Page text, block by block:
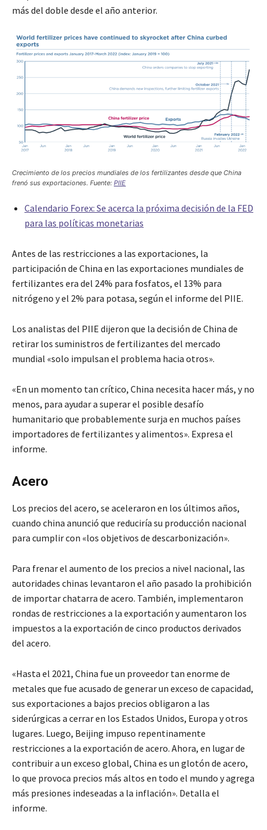
más del doble desde el año anterior.
Crecimiento de los precios mundiales de los fertilizantes desde que China
frenó sus exportaciones. Fuente: PIIE
Calendario Forex: Se acerca la próxima decisión de la FED
para las políticas monetarias
Antes de las restricciones a las exportaciones, la
participación de China en las exportaciones mundiales de
fertilizantes era del 24% para fosfatos, el 13% para
nitrógeno y el 2% para potasa, según el informe del PIIE.
Los analistas del PIIE dijeron que la decisión de China de
retirar los suministros de fertilizantes del mercado
mundial «solo impulsan el problema hacia otros».
«En un momento tan crítico, China necesita hacer más, y no
menos, para ayudar a superar el posible desafío
humanitario que probablemente surja en muchos países
importadores de fertilizantes y alimentos». Expresa el
informe.
Acero
Los precios del acero, se aceleraron en los últimos años,
cuando china anunció que reduciría su producción nacional
para cumplir con «los objetivos de descarbonización».
Para frenar el aumento de los precios a nivel nacional, las
autoridades chinas levantaron el año pasado la prohibición
de importar chatarra de acero. También, implementaron
rondas de restricciones a la exportación y aumentaron los
impuestos a la exportación de cinco productos derivados
del acero.
«Hasta el 2021, China fue un proveedor tan enorme de
metales que fue acusado de generar un exceso de capacidad,
sus exportaciones a bajos precios obligaron a las
siderúrgicas a cerrar en los Estados Unidos, Europa y otros
lugares. Luego, Beijing impuso repentinamente
restricciones a la exportación de acero. Ahora, en lugar de
contribuir a un exceso global, China es un glotón de acero,
lo que provoca precios más altos en todo el mundo y agrega
más presiones indeseadas a la inflación». Detalla el
informe.